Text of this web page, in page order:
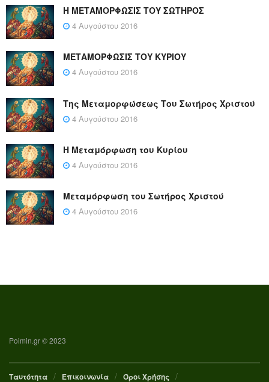
Η ΜΕΤΑΜΟΡΦΩΣΙΣ ΤΟΥ ΣΩΤΗΡΟΣ
4 Αυγούστου 2016
ΜΕΤΑΜΟΡΦΩΣΙΣ ΤΟΥ ΚΥΡΙΟΥ
4 Αυγούστου 2016
Της Μεταμορφώσεως Του Σωτήρος Χριστού
4 Αυγούστου 2016
Η Μεταμόρφωση του Κυρίου
4 Αυγούστου 2016
Μεταμόρφωση του Σωτήρος Χριστού
4 Αυγούστου 2016
Poimin.gr © 2023
Ταυτότητα Επικοινωνία Όροι Χρήσης